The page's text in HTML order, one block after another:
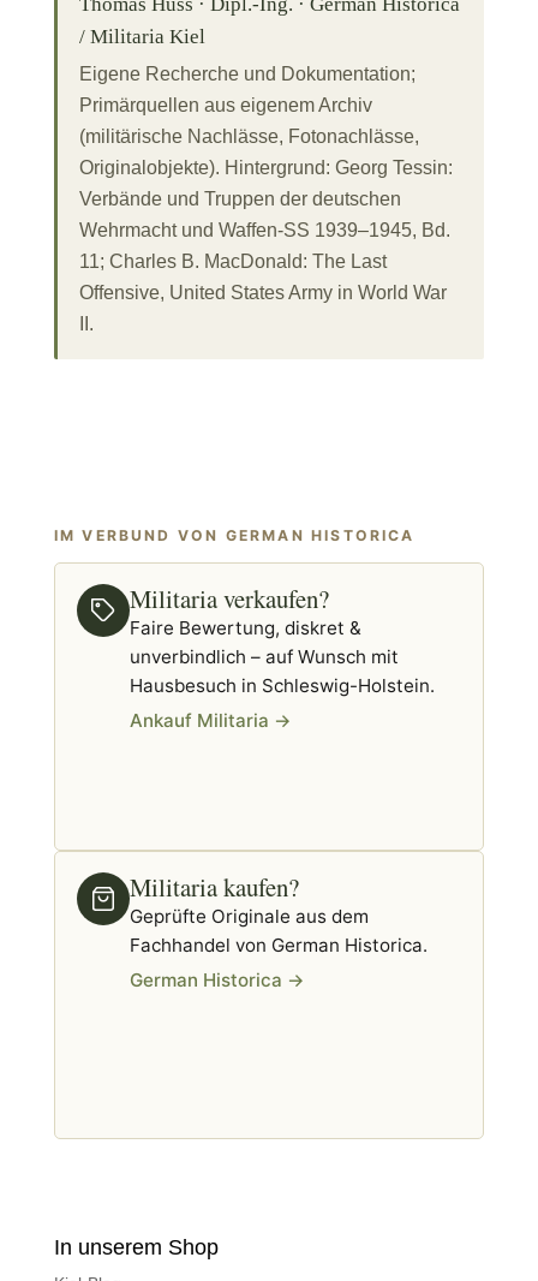
/ Militaria Kiel
Eigene Recherche und Dokumentation;
Primärquellen aus eigenem Archiv
(militärische Nachlässe, Fotonachlässe,
Originalobjekte). Hintergrund: Georg Tessin:
Verbände und Truppen der deutschen
Wehrmacht und Waffen-SS 1939–1945, Bd.
11; Charles B. MacDonald: The Last
Offensive, United States Army in World War
II.
IM VERBUND VON GERMAN HISTORICA
Militaria verkaufen?
Faire Bewertung, diskret &
unverbindlich – auf Wunsch mit
Hausbesuch in Schleswig-Holstein.
Ankauf Militaria →
Militaria kaufen?
Geprüfte Originale aus dem
Fachhandel von German Historica.
German Historica →
In unserem Shop